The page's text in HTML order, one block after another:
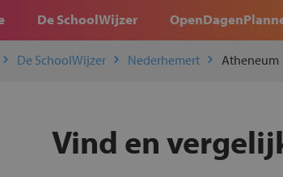
De SchoolWijzer
De SchoolWijzer Nederhemert Atheneum
Vind en